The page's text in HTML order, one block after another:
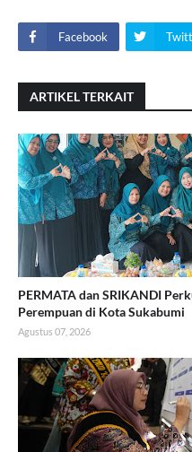
Facebook
ARTIKEL TERKAIT
PERMATA dan SRIKANDI
Perempuan di Kota Sukabumi
Agustus 07, 2026